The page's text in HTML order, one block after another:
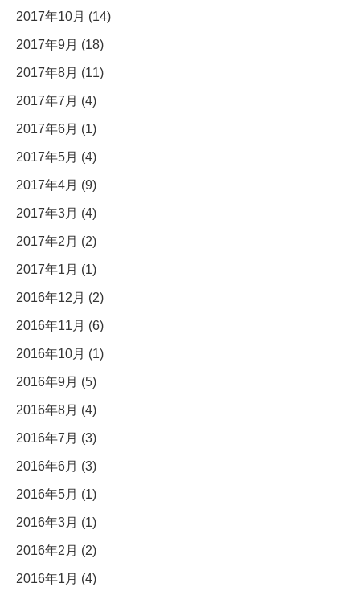
2017年10月 (14)
2017年9月 (18)
2017年8月 (11)
2017年7月 (4)
2017年6月 (1)
2017年5月 (4)
2017年4月 (9)
2017年3月 (4)
2017年2月 (2)
2017年1月 (1)
2016年12月 (2)
2016年11月 (6)
2016年10月 (1)
2016年9月 (5)
2016年8月 (4)
2016年7月 (3)
2016年6月 (3)
2016年5月 (1)
2016年3月 (1)
2016年2月 (2)
2016年1月 (4)